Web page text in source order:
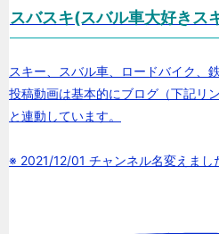
スバスキ(スバル車大好きス
スキー、スバル車、ロードバイク、
投稿動画は基本的にブログ（下記リ
と連動しています。
※ 2021/12/01 チャンネル名変えまし